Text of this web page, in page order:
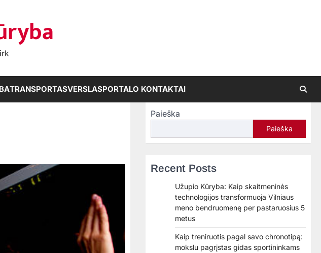
TRANSPORTASVERSLASPORTALO KONTAKTAI
Paieška
Paieška
Recent Posts
Užupio Kūryba: Kaip skaitmeninės
technologijos transformuoja Vilniaus
meno bendruomenę per pastaruosius 5
metus
Kaip treniruotis pagal savo chronotipą:
mokslu pagrįstas gidas sportininkams